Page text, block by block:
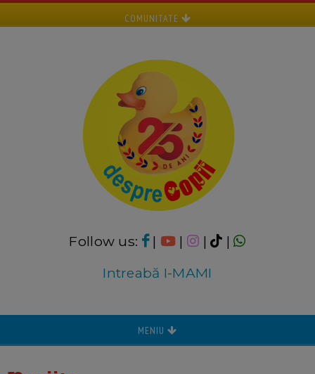
COMUNITATE
Follow us: | | |
|
Intreabă I-MAMI
MENIU